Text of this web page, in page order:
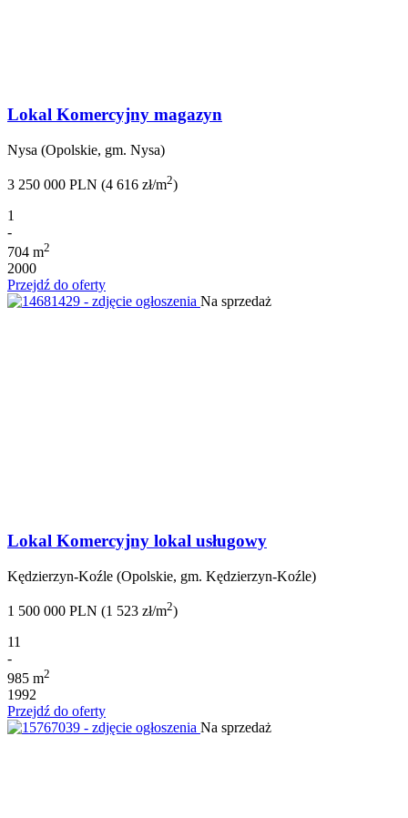
Lokal Komercyjny magazyn
Nysa (Opolskie, gm. Nysa)
3 250 000 PLN (4 616 zł/m2)
1
-
704 m2
2000
Przejdź do oferty
Na sprzedaż
Lokal Komercyjny lokal usługowy
Kędzierzyn-Koźle (Opolskie, gm. Kędzierzyn-Koźle)
1 500 000 PLN (1 523 zł/m2)
11
-
985 m2
1992
Przejdź do oferty
Na sprzedaż